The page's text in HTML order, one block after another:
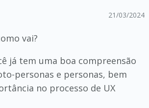
21/03/2024
vai?
já tem uma boa compreensão
personas e personas, bem
no processo de UX